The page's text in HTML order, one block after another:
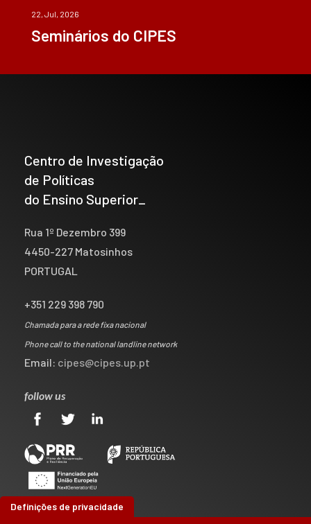
22, Jul, 2026
Seminários do CIPES
Centro de Investigação
de Políticas
do Ensino Superior_
Rua 1º Dezembro 399
4450-227 Matosinhos
PORTUGAL
+351 229 398 790
Chamada para a rede fixa nacional
Phone call to the national landline network
Email: cipes@cipes.up.pt
follow us
Definições de privacidade